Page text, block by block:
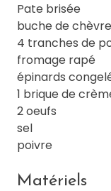
Pate brisée
buche de chèvre
4 tranches de
fromage rapé
épinards
1 brique de
2 oeufs
sel
poivre
Matériels